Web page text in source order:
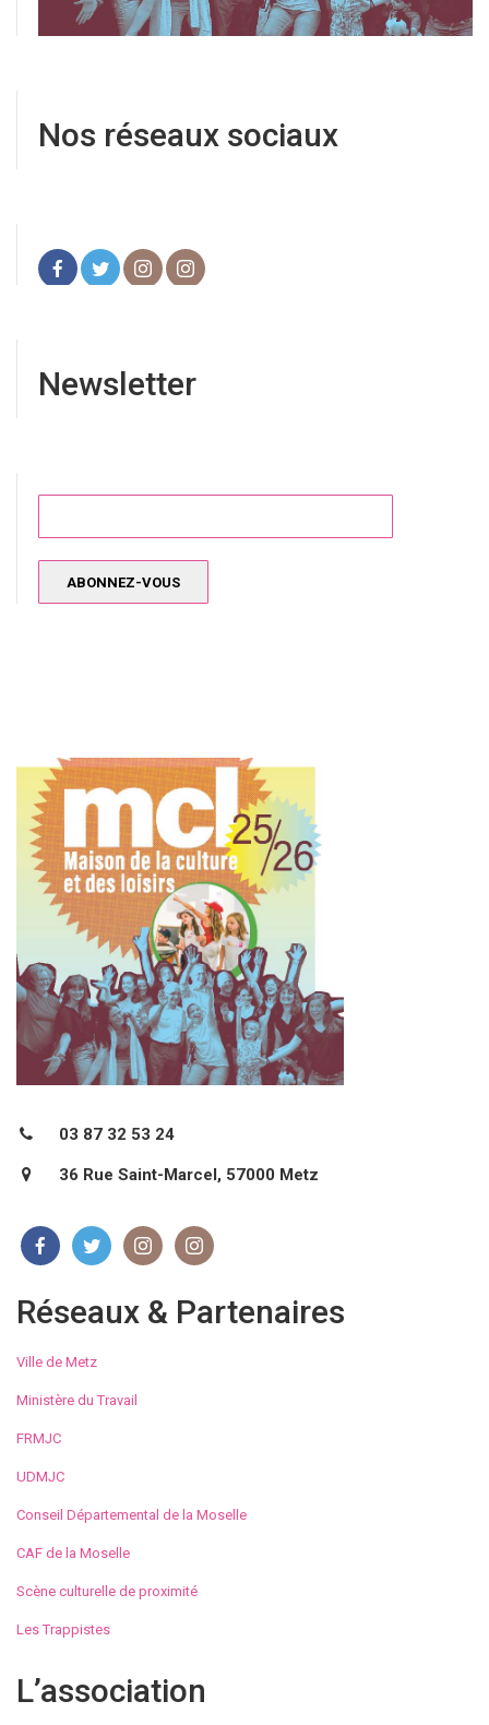
Nos réseaux sociaux
Newsletter
03 87 32 53 24
36 Rue Saint-Marcel, 57000 Metz
Réseaux & Partenaires
Ville de Metz
Ministère du Travail
FRMJC
UDMJC
Conseil Départemental de la Moselle
CAF de la Moselle
Scène culturelle de proximité
Les Trappistes
L’association